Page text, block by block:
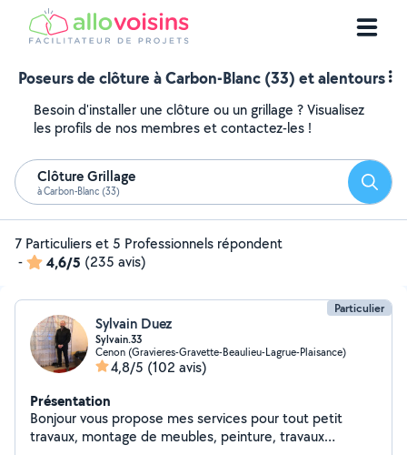
Poseurs de clôture à Carbon-Blanc (33) et alentours
Besoin d'installer une clôture ou un grillage ? Visualisez
les profils de nos membres et contactez-les !
Clôture Grillage
à Carbon-Blanc (33)
7 Particuliers et 5 Professionnels répondent
-
4,6/5 (235 avis)
Particulier
Sylvain Duez
Sylvain.33
Cenon (Gravieres-Gravette-Beaulieu-Lagrue-Plaisance)
4,8/5 (102 avis)
Présentation
Bonjour vous propose mes services pour tout petit
travaux, montage de meubles, peinture, travaux